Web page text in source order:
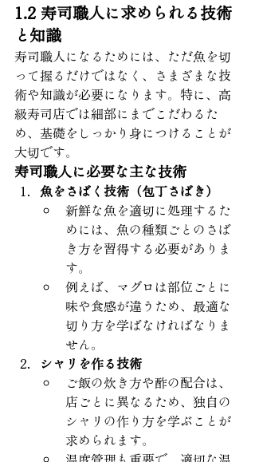
1.2 寿司職人に求められる技術
と知識
寿司職人になるためには、ただ魚を切
って握るだけではなく、さまざまな技
術や知識が必要になります。特に、高
級寿司店では細部にまでこだわるた
め、基礎をしっかり身につけることが
大切です。
寿司職人に必要な主な技術
魚をさばく技術（包丁さばき）
新鮮な魚を適切に処理するた
めには、魚の種類ごとのさば
き方を習得する必要がありま
す。
例えば、マグロは部位ごとに
味や食感が違うため、最適な
切り方を学ばなければなりま
せん。
シャリを作る技術
ご飯の炊き方や酢の配合は、
店ごとに異なるため、独自の
シャリの作り方を学ぶことが
求められます。